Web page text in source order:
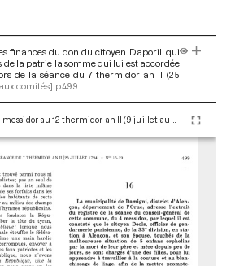
finances du don du citoyen Daporil, qui
de la patrie la somme qui lui est accordée
de la séance du 7 thermidor an II (25
comités] p.499